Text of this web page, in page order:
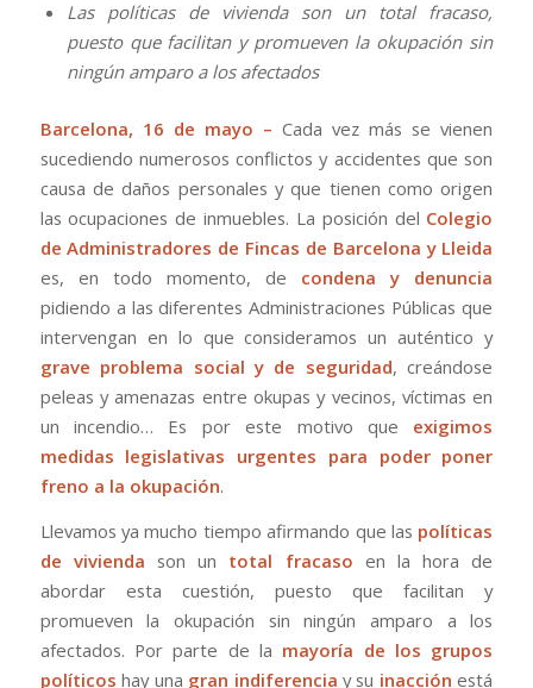
Las políticas de vivienda son un total fracaso,
puesto que facilitan y promueven la okupación sin
ningún amparo a los afectados
Barcelona, 16 de mayo – Cada vez más se vienen
sucediendo numerosos conflictos y accidentes que son
causa de daños personales y que tienen como origen
las ocupaciones de inmuebles. La posición del Colegio
de Administradores de Fincas de Barcelona y Lleida
es, en todo momento, de condena y denuncia
pidiendo a las diferentes Administraciones Públicas que
intervengan en lo que consideramos un auténtico y
grave problema social y de seguridad, creándose
peleas y amenazas entre okupas y vecinos, víctimas en
un incendio… Es por este motivo que exigimos
medidas legislativas urgentes para poder poner
freno a la okupación.
Llevamos ya mucho tiempo afirmando que las políticas
de vivienda son un total fracaso en la hora de
abordar esta cuestión, puesto que facilitan y
promueven la okupación sin ningún amparo a los
afectados. Por parte de la mayoría de los grupos
políticos hay una gran indiferencia y su inacción está